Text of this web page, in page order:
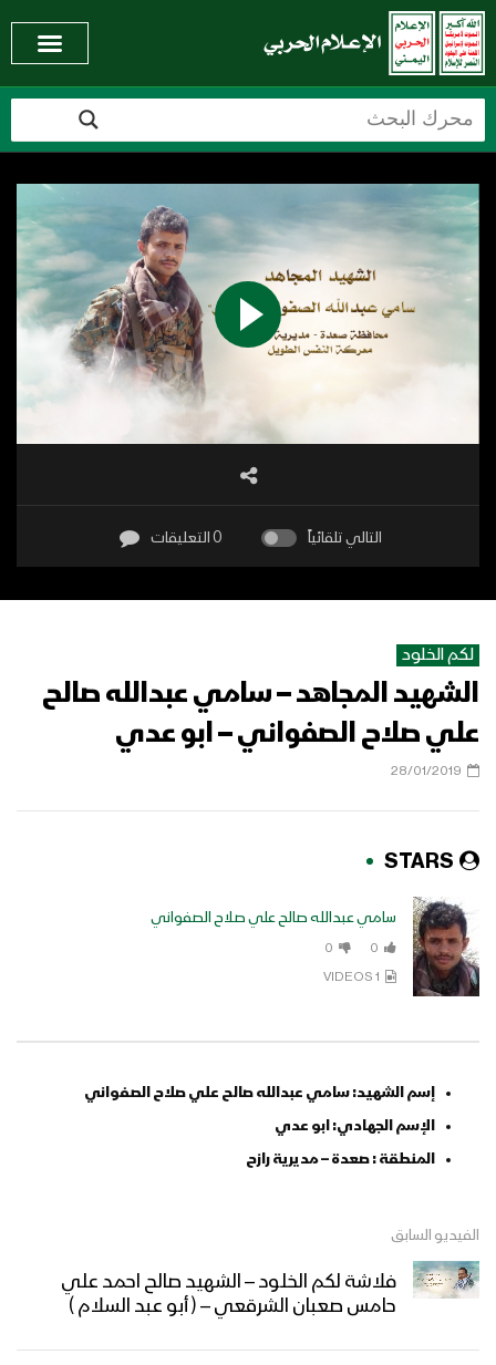
التالي تلقائياً 0 التعليقات
لكم الخلود
الشهيد المجاهد – سامي عبدالله صالح
علي صلاح الصفواني – ابو عدي
28/01/2019
STARS
سامي عبدالله صالح علي صلاح الصفواني
0
0
1 VIDEOS
إسم الشهيد: سامي عبدالله صالح علي صلاح الصفواني
الإسم الجهادي: ابو عدي
المنطقة : صعدة – مديرية رازح
الفيديو السابق
فلاشة لكم الخلود – الشهيد صالح احمد علي
حامس صعبان الشرقعي – ( أبو عبد السلام )